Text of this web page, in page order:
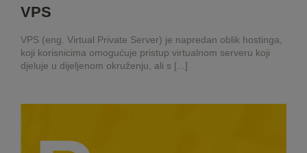
VPS
VPS (eng. Virtual Private Server) je napredan oblik hostinga,
koji korisnicima omogućuje pristup virtualnom serveru koji
djeluje u dijeljenom okruženju, ali s [...]